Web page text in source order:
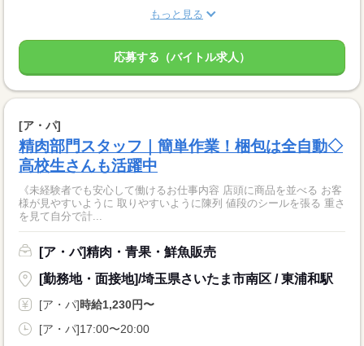
もっと見る
応募する（バイトル求人）
[ア・パ]
精肉部門スタッフ｜簡単作業！梱包は全自動◇
高校生さんも活躍中
《未経験者でも安心して働けるお仕事内容 店頭に商品を並べる お客
様が見やすいように 取りやすいように陳列 値段のシールを張る 重さ
を見て自分で計...
[ア・パ]精肉・青果・鮮魚販売
[勤務地・面接地]/埼玉県さいたま市南区 / 東浦和駅
[ア・パ]時給1,230円〜
[ア・パ]17:00〜20:00